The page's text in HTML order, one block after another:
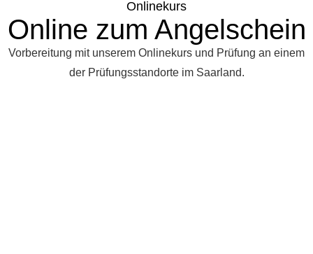
Onlinekurs
Online zum Angelschein
Vorbereitung mit unserem Onlinekurs und Prüfung an einem
der Prüfungsstandorte im Saarland.